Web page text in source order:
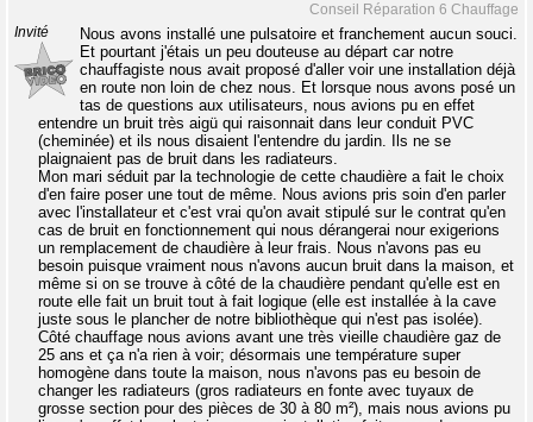
Conseil Réparation 6 Chauffage
Invité
Nous avons installé une pulsatoire et franchement aucun souci.
Et pourtant j'étais un peu douteuse au départ car notre
chauffagiste nous avait proposé d'aller voir une installation déjà
en route non loin de chez nous. Et lorsque nous avons posé un
tas de questions aux utilisateurs, nous avions pu en effet
entendre un bruit très aigü qui raisonnait dans leur conduit PVC
(cheminée) et ils nous disaient l'entendre du jardin. Ils ne se
plaignaient pas de bruit dans les radiateurs.
Mon mari séduit par la technologie de cette chaudière a fait le choix
d'en faire poser une tout de même. Nous avions pris soin d'en parler
avec l'installateur et c'est vrai qu'on avait stipulé sur le contrat qu'en
cas de bruit en fonctionnement qui nous dérangerai nour exigerions
un remplacement de chaudière à leur frais. Nous n'avons pas eu
besoin puisque vraiment nous n'avons aucun bruit dans la maison, et
même si on se trouve à côté de la chaudière pendant qu'elle est en
route elle fait un bruit tout à fait logique (elle est installée à la cave
juste sous le plancher de notre bibliothèque qui n'est pas isolée).
Côté chauffage nous avions avant une très vieille chaudière gaz de
25 ans et ça n'a rien à voir; désormais une température super
homogène dans toute la maison, nous n'avons pas eu besoin de
changer les radiateurs (gros radiateurs en fonte avec tuyaux de
grosse section pour des pièces de 30 à 80 m²), mais nous avions pu